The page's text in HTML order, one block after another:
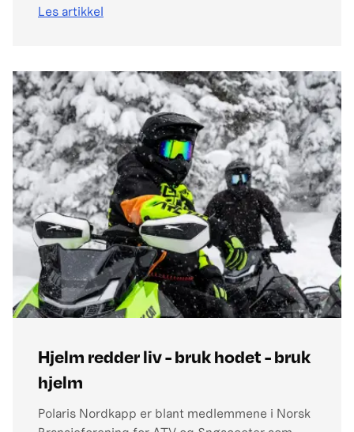
etter at du har bestått en førerprøve og oppfylt
øvelseskjøre eller ta kjøretimer, bortsett fra de
som allerede har førerkort (eller
mopedførerbevis) eller er over 25 år. For å få
førerkort må du være bosatt i Norge, oppfylle
alderskravet, sende inn en søknad, oppfylle
helsekravene og ha godkjent vandel (sjekket av
politiet) første gang du søker. Førerkortene har
ulike klasser og koder, så sjekk hvilken klasse
som gjelder for ditt kjøretøy.
Les artikkel
Hjelm redder liv - bruk hodet - bruk
hjelm
Polaris Nordkapp er blant medlemmene i Norsk